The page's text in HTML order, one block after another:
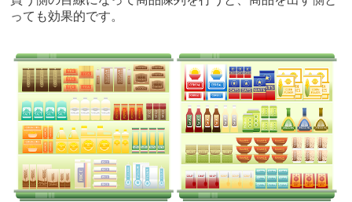
っても効果的です。